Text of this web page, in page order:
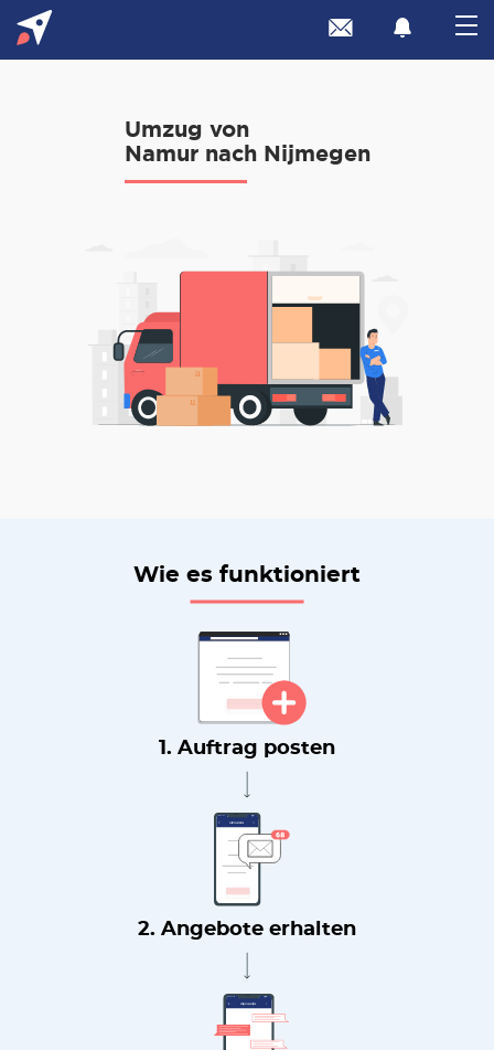
Umzug von
Namur nach Nijmegen
Wie es funktioniert
1. Auftrag posten
2. Angebote erhalten